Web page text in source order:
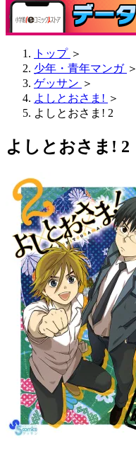
トップ ＞
少年・青年マンガ ＞
ゲッサン ＞
よしとおさま! ＞
よしとおさま! 2
よしとおさま! 2